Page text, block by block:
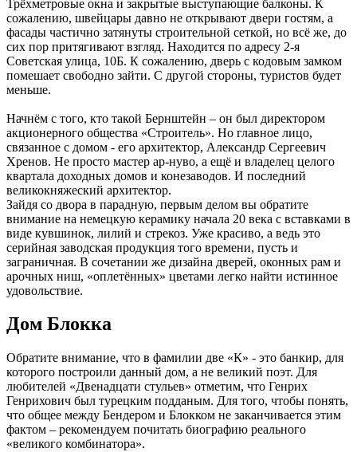
Трёхметровые окна и закрытые выступающие балконы. К
сожалению, швейцары давно не открывают двери гостям, а
фасады частично затянуты строительной сеткой, но всё же, до
сих пор притягивают взгляд. Находится по адресу 2-я
Советская улица, 10Б. К сожалению, дверь с кодовым замком
помешает свободно зайти. С другой стороны, туристов будет
меньше.
Начнём с того, кто такой Бернштейн – он был директором
акционерного общества «Строитель». Но главное лицо,
связанное с домом - его архитектор, Александр Сергеевич
Хренов. Не просто мастер ар-нуво, а ещё и владелец целого
квартала доходных домов и конезаводов. И последний
великокняжеский архитектор.
Зайдя со двора в парадную, первым делом вы обратите
внимание на немецкую керамику начала 20 века с вставками в
виде кувшинок, лилий и стрекоз. Уже красиво, а ведь это
серийная заводская продукция того времени, пусть и
заграничная. В сочетании же дизайна дверей, оконных рам и
арочных ниш, «оплетённых» цветами легко найти истинное
удовольствие.
Дом Блокка
Обратите внимание, что в фамилии две «К» - это банкир, для
которого построили данный дом, а не великий поэт. Для
любителей «Двенадцати стульев» отметим, что Генрих
Генрихович был турецким подданым. Для того, чтобы понять,
что общее между Бендером и Блокком не заканчивается этим
фактом – рекомендуем почитать биографию реального
«великого комбинатора».